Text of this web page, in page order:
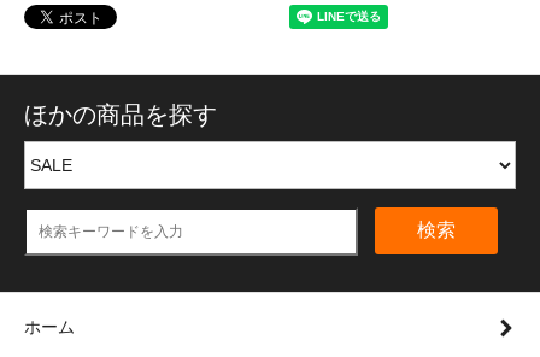
ほかの商品を探す
検索
ホーム